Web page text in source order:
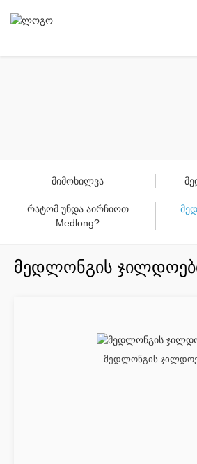
ᲡᲘᲐᲮᲚᲔᲔᲑᲘ
ᲙᲐᲠᲘᲔᲠᲐ
მიმოხილვა
რატომ უნდა აირჩიოთ
Medlong?
მედლონგის
მედლონგის